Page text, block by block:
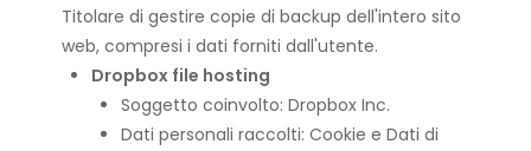
Titolare di gestire copie di backup dell'intero sito
web, compresi i dati forniti dall'utente.
Dropbox file hosting
Soggetto coinvolto: Dropbox Inc.
Dati personali raccolti: Cookie e Dati di